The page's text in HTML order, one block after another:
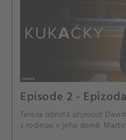
Episode 2 -
Tereza odmítá přijmout
s rodinou v jeho domě.